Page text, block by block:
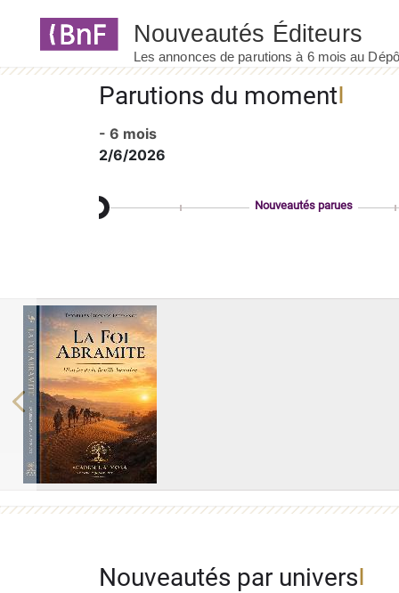
Parutions du moment
- 6 mois
2/6/2026
Nouveautés parues
Previous
Nouveautés par univers